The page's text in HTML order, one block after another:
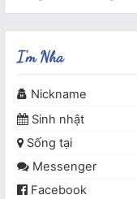
I'm Nha
Nickname
Sinh nhật
Sống tại
Messenger
Facebook